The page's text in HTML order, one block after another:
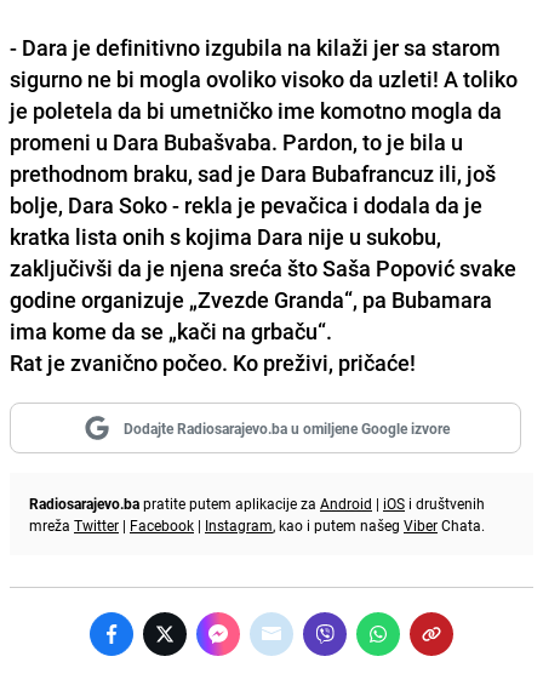
- Dara je definitivno izgubila na kilaži jer sa starom
sigurno ne bi mogla ovoliko visoko da uzleti! A toliko
je poletela da bi umetničko ime komotno mogla da
promeni u Dara Bubašvaba. Pardon, to je bila u
prethodnom braku, sad je Dara Bubafrancuz ili, još
bolje, Dara Soko - rekla je pevačica i dodala da je
kratka lista onih s kojima Dara nije u sukobu,
zaključivši da je njena sreća što Saša Popović svake
godine organizuje „Zvezde Granda“, pa Bubamara
ima kome da se „kači na grbaču“.
Rat je zvanično počeo. Ko preživi, pričaće!
Dodajte Radiosarajevo.ba u omiljene Google izvore
Radiosarajevo.bapratite putem aplikacije za Android | iOS i društvenih
mreža Twitter | Facebook | Instagram, kao i putem našeg ViberChata.